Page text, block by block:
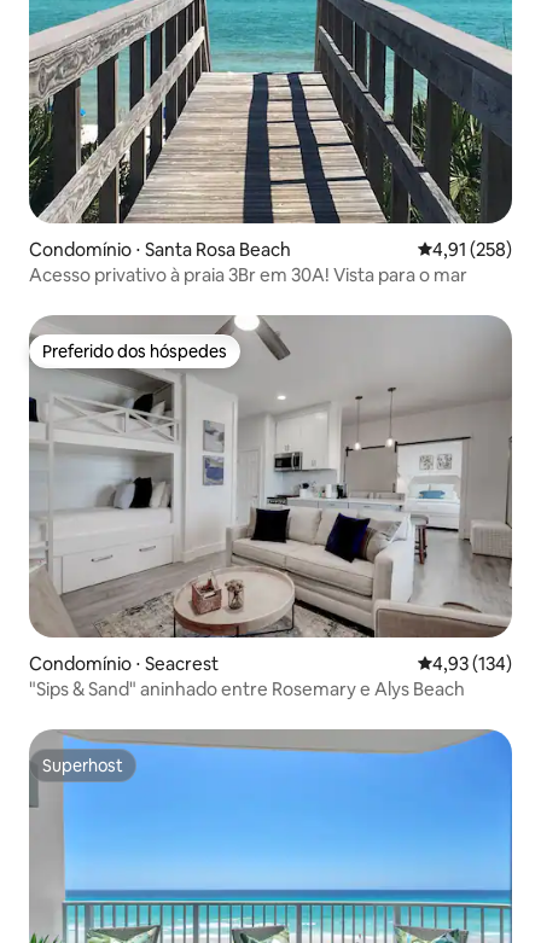
Condomínio ⋅ Santa Rosa Beach 4,91 de uma
4,91 (258)
Acesso privativo à praia 3Br em 30A! Vista para o mar
Preferido dos hóspedes
Preferido dos hóspedes
Condomínio ⋅ Seacrest 4,93 de uma
4,93 (134)
"Sips & Sand" aninhado entre Rosemary e Alys Beach
Superhost
Superhost